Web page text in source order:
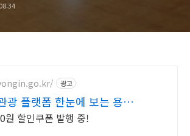
광고
광 플랫폼 한눈에 보는 용
원 할인쿠폰 발행 중!